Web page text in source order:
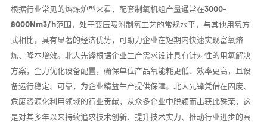
根据行业常见的熔炼炉型来看，配套制氧机组产量通常在3000-
8000Nm3/h范围，处于变压吸附制氧工艺的常规水平，与其他用氧方
式相比，具有显著的经济优势，可助力企业在短期内快速实现富氧熔
炼、降本增效。北大先锋根据企业生产需求设计具有针对性的用氧解决
方案，全力优化设备配置，确保单位产品氧能耗更低、效率更高，且设
备运行稳定、可靠，为企业精益生产提供保障。北大先锋凭借在固废、
危废资源化利用领域的行业贡献，从众多企业中脱颖而出获此殊荣，这
是对其多年以来持续追求技术创新、提升技术实力、推动行业进步的高